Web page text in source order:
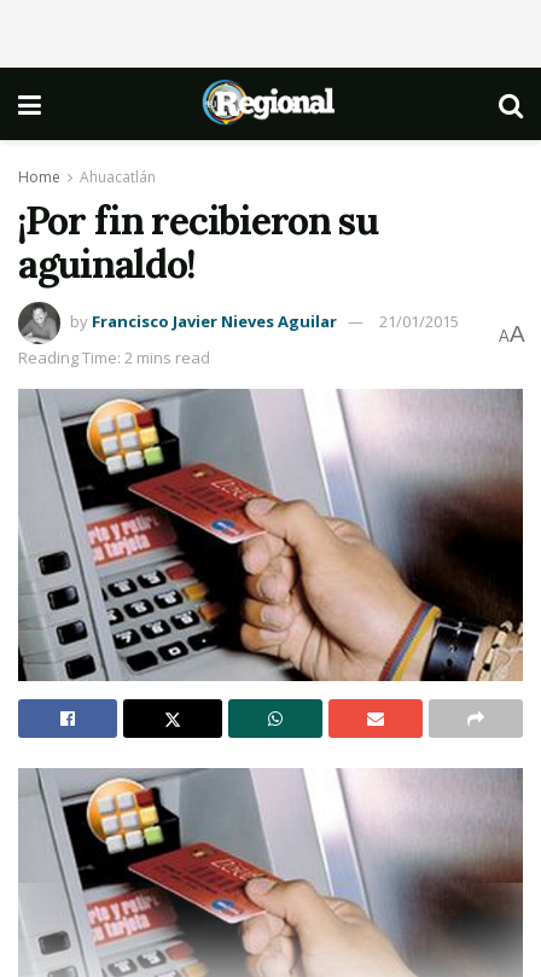
Home Ahuacatlán
¡Por fin recibieron su
aguinaldo!
by Francisco Javier Nieves Aguilar
21/01/2015
Reading Time: 2 mins read
AA